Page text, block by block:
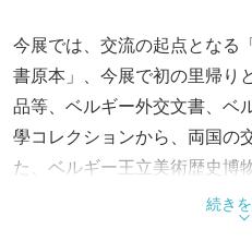
今展では、交流の起点となる
書原本」、今展で初の里帰り
品等、ベルギー外交文書、ベ
學コレクションから、両国の
た、ベルギー王立美術歴史博
学の浮世絵コレクションとを
レアリスムにも関わったドー
続き